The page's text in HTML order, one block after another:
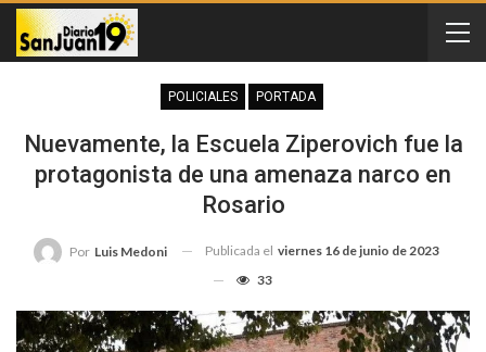
POLICIALES PORTADA
Nuevamente, la Escuela Ziperovich fue la
protagonista de una amenaza narco en
Rosario
Por Luis Medoni Publicada el viernes 16 de junio de 2023
33